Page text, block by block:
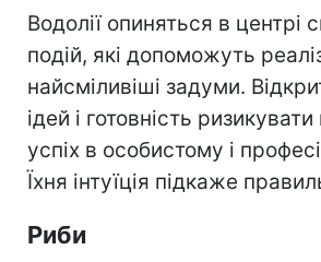
Водолії опиняться в центрі
подій, які допоможуть
найсміливіші задуми.
ідей і готовність
успіх в особистому і
Їхня інтуїція підкаже
Риби